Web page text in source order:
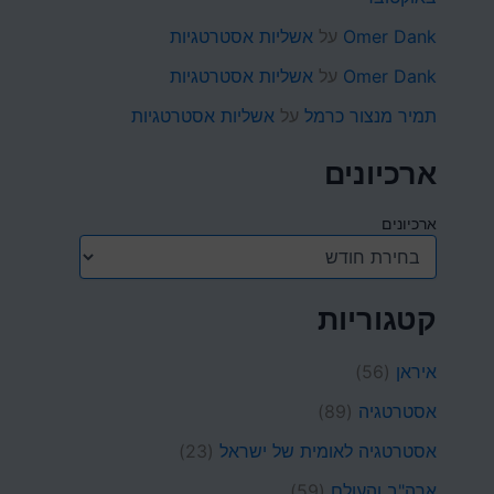
Omer Dank על אשליות אסטרטגיות
Omer Dank על אשליות אסטרטגיות
תמיר מנצור כרמל על אשליות אסטרטגיות
ארכיונים
ארכיונים
קטגוריות
איראן (56)
אסטרטגיה (89)
אסטרטגיה לאומית של ישראל (23)